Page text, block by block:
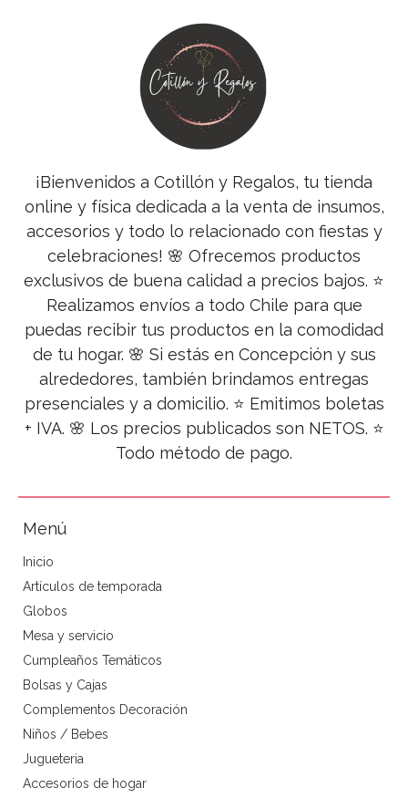
¡Bienvenidos a Cotillón y Regalos, tu tienda
online y física dedicada a la venta de insumos,
accesorios y todo lo relacionado con fiestas y
celebraciones! 🌸 Ofrecemos productos
exclusivos de buena calidad a precios bajos. ⭐
Realizamos envíos a todo Chile para que
puedas recibir tus productos en la comodidad
de tu hogar. 🌸 Si estás en Concepción y sus
alrededores, también brindamos entregas
presenciales y a domicilio. ⭐ Emitimos boletas
+ IVA. 🌸 Los precios publicados son NETOS. ⭐
Todo método de pago.
Menú
Inicio
Artículos de temporada
Globos
Mesa y servicio
Cumpleaños Temáticos
Bolsas y Cajas
Complementos Decoración
Niños / Bebes
Jugueteria
Accesorios de hogar